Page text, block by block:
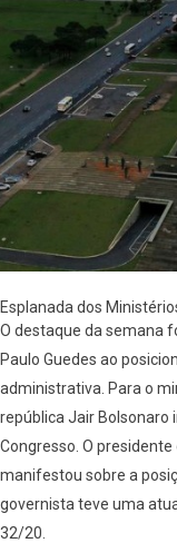
Esplanada dos
O destaque da semana
Paulo Guedes ao
administrativa. Para o
república Jair Bolsonaro
Congresso. O
manifestou sobre a
governista teve uma
32/20.